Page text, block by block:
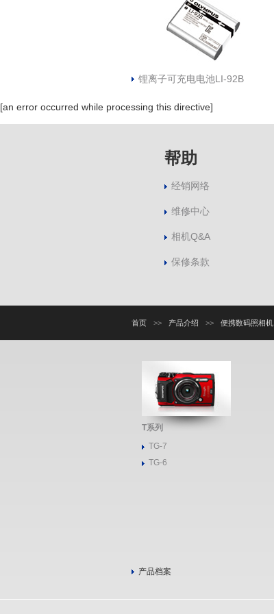
锂离子可充电电池LI-92B
[an error occurred while processing this directive]
帮助
经销网络
维修中心
相机Q&A
保修条款
首页 >> 产品介绍 >> 便携数码照相机
T系列
TG-7
TG-6
产品档案